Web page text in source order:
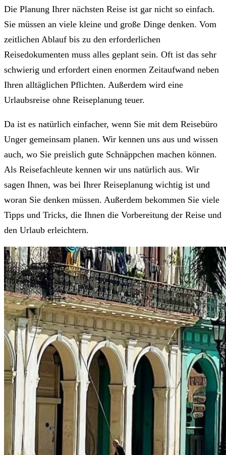
Die Planung Ihrer nächsten Reise ist gar nicht so einfach.
Sie müssen an viele kleine und große Dinge denken. Vom
zeitlichen Ablauf bis zu den erforderlichen
Reisedokumenten muss alles geplant sein. Oft ist das sehr
schwierig und erfordert einen enormen Zeitaufwand neben
Ihren alltäglichen Pflichten. Außerdem wird eine
Urlaubsreise ohne Reiseplanung teuer.
Da ist es natürlich einfacher, wenn Sie mit dem Reisebüro
Unger gemeinsam planen. Wir kennen uns aus und wissen
auch, wo Sie preislich gute Schnäppchen machen können.
Als Reisefachleute kennen wir uns natürlich aus. Wir
sagen Ihnen, was bei Ihrer Reiseplanung wichtig ist und
woran Sie denken müssen. Außerdem bekommen Sie viele
Tipps und Tricks, die Ihnen die Vorbereitung der Reise und
den Urlaub erleichtern.